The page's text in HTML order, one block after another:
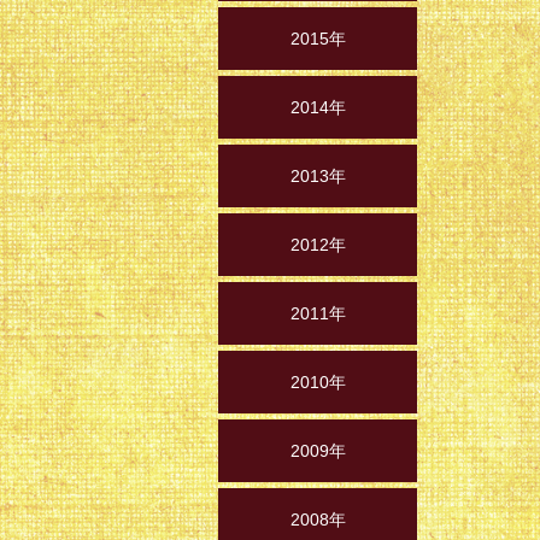
2015年
2014年
2013年
2012年
2011年
2010年
2009年
2008年